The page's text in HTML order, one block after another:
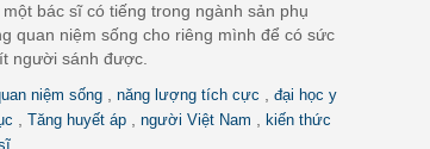
bác sĩ có tiếng trong ngành sản phụ
quan niệm sống cho riêng mình để có sức
người sánh được.
niệm sống năng lượng tích cực
đại học y
Tăng huyết áp người Việt Nam
kiến thức